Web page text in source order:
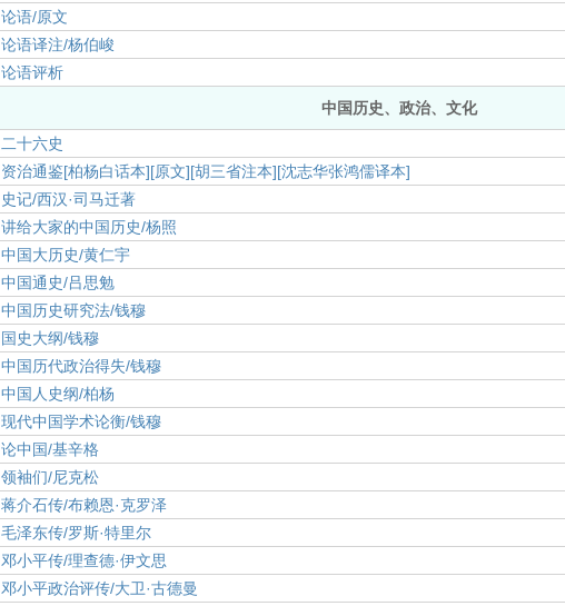
论语/原文
论语译注/杨伯峻
论语评析
中国历史、政治、文化
二十六史
资治通鉴[柏杨白话本][原文][胡三省注本][沈志华张鸿儒译本]
史记/西汉·司马迁著
讲给大家的中国历史/杨照
中国大历史/黄仁宇
中国通史/吕思勉
中国历史研究法/钱穆
国史大纲/钱穆
中国历代政治得失/钱穆
中国人史纲/柏杨
现代中国学术论衡/钱穆
论中国/基辛格
领袖们/尼克松
蒋介石传/布赖恩·克罗泽
毛泽东传/罗斯·特里尔
邓小平传/理查德·伊文思
邓小平政治评传/大卫·古德曼